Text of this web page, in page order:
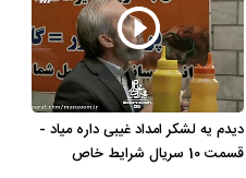
در سینما بازی کرده است. مریم
سعادت را باید بیشتر بازیگر سینما بدانیم چرا که 51% آثار وی سینمایی و
49% آثارش تلویزیونی است. در واقع مریم سعادت از مجموع 41 اثری که
فیلم دشمن زن،فیلم کلمه
آن دیگری فیلم سه گانه اورنگ ،
دیدم یه لشکر امداد غیبی داره میاد -
قسمت 10 سریال شرایط خاص